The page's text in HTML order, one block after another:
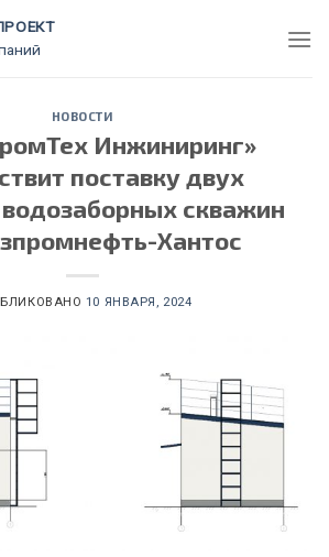
НОВОСТИ
Инжиниринг»
поставку двух
скважин
Хантос
10 ЯНВАРЯ, 2024